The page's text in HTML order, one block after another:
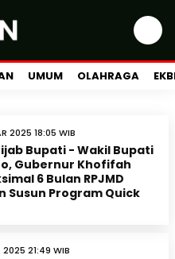
UMUM OLAHRAGA
2025 18:05 WIB
Bupati - Wakil Bupati
Gubernur Khofifah
6 Bulan RPJMD
Susun Program Quick
2025 21:49 WIB